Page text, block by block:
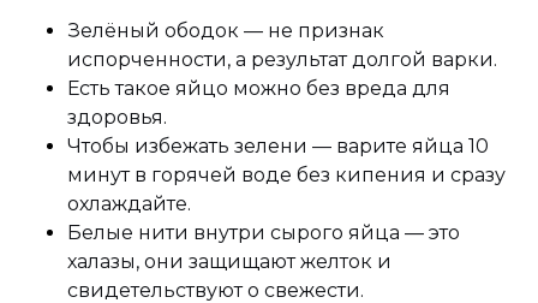
Зелёный ободок — не признак
испорченности, а результат долгой варки.
Есть такое яйцо можно без вреда для
здоровья.
Чтобы избежать зелени — варите яйца 10
минут в горячей воде без кипения и сразу
охлаждайте.
Белые нити внутри сырого яйца — это
халазы, они защищают желток и
свидетельствуют о свежести.